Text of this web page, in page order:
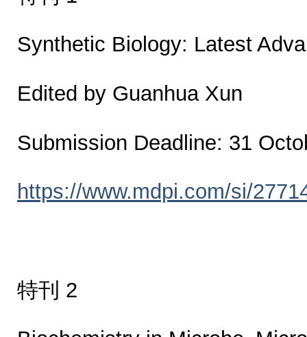
Synthetic Biology: Latest
Edited by Guanhua Xun
Submission Deadline: 31
https://www.mdpi.com/si/
特刊 2